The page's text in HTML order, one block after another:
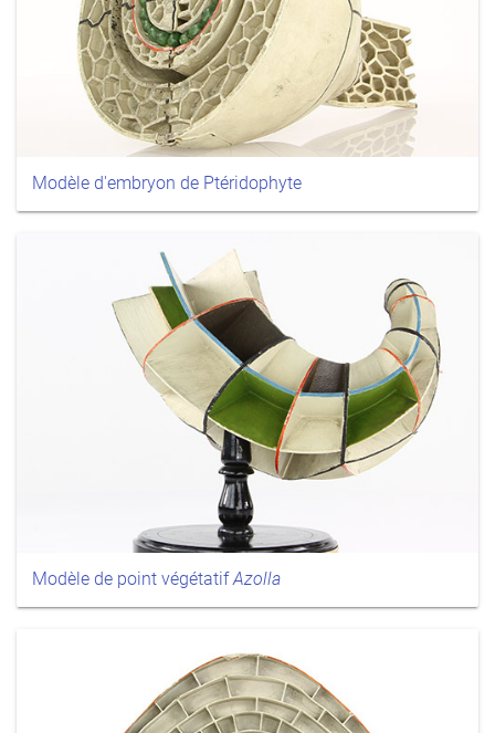
Modèle d'embryon de Ptéridophyte
Modèle de point végétatifAzolla